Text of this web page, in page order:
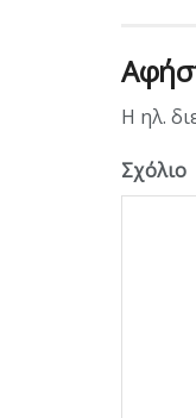
Η ηλ.
Σχόλιο